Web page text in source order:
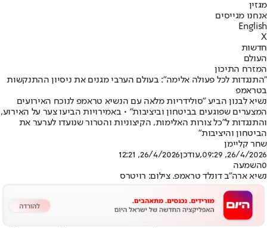
מגזין
אנחנו מגייסים
English
X
חדשות
העולם
המזרח התיכון
"התנגדות לכל פעולה אלימה": בעולם הערבי מגנים את ניסיון ההתנקשות
בטראמפ
נשיא לבנון הביע "סולידריות מלאה עם הנשיא טראמפ לנוכח האירועים
המצערים שפוגעים בביטחון וביציבות" • באמירויות הביעו צער על האירוע,
והתנגדות ל"כל צורות האלימות, הקיצוניות והטרור שנועדו לערער את
הביטחון והיציבות"
שחר קליימן
26/4/2026, 09:29
,עודכן26/4/2026, 12:21
0השמעה
נשיא ארה"ב דונלד טראמפ. צילום: רויטרס